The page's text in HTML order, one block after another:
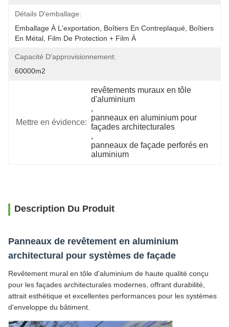
Détails D'emballage:
Emballage À L'exportation, Boîtiers En Contreplaqué, Boîtiers
En Métal, Film De Protection + Film À
Capacité D'approvisionnement:
60000m2
Mettre en évidence:
revêtements muraux en tôle
d'aluminium
,
panneaux en aluminium pour
façades architecturales
,
panneaux de façade perforés en
aluminium
Description Du Produit
Panneaux de revêtement en aluminium
architectural pour systèmes de façade
Revêtement mural en tôle d'aluminium de haute qualité conçu
pour les façades architecturales modernes, offrant durabilité,
attrait esthétique et excellentes performances pour les systèmes
d'enveloppe du bâtiment.